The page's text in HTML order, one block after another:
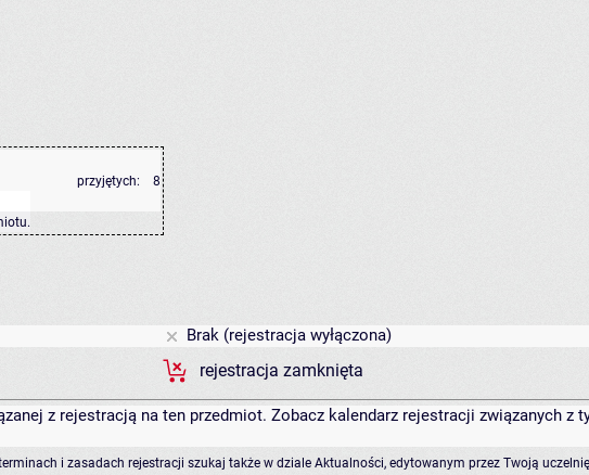
przyjętych: 8
.
Brak (rejestracja wyłączona)
rejestracja zamknięta
z rejestracją na ten przedmiot. Zobacz kalendarz rejestracji związanych z
i zasadach rejestracji szukaj także w dziale Aktualności, edytowanym przez Twoją uczelnię